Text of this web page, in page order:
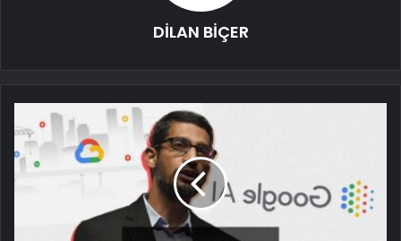
DİLAN BİÇER